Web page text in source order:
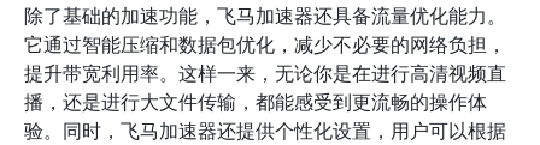
除了基础的加速功能，飞马加速器还具备流量优化能力。
它通过智能压缩和数据包优化，减少不必要的网络负担，
提升带宽利用率。这样一来，无论你是在进行高清视频直
播，还是进行大文件传输，都能感受到更流畅的操作体
验。同时，飞马加速器还提供个性化设置，用户可以根据